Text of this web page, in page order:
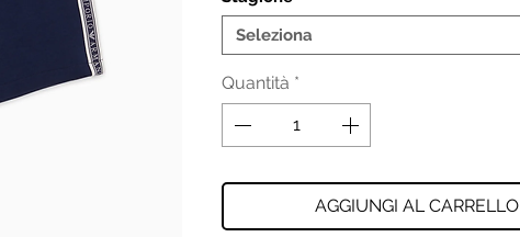
Seleziona
Quantità *
AGGIUNGI AL CARRELLO